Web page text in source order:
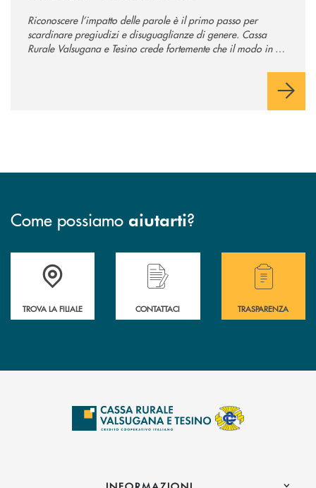
Riconoscere l’impatto delle parole è il primo passo per
scardinare pregiudizi e disuguaglianze di genere. Cassa
Rurale Valsugana e Tesino crede fortemente che il modo in cui
Come possiamo aiutarti?
Accedi all' elenco completo delle filiali .
TROVA LA FILIALE
Hai bisogno di assistenza immediata?
CONTATTACI
Hai bisogno di
TRASPARENZA